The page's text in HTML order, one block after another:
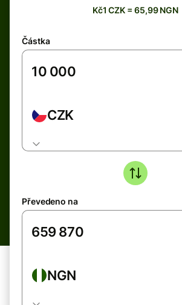
Kč1 CZK = 65,99 NGN
Částka
CZK
Převedeno na
NGN